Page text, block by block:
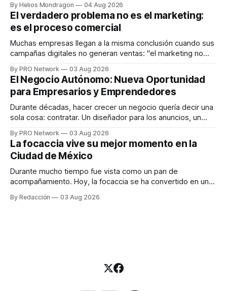
dispositivos inteligentes, inteligencia artificial y monitoreo
en tiempo real para ayudar a las personas a tomar mejores
decisiones sobre su salud metabólica. Su propuesta busca
responder
By Helios Mondragon 04 Aug 2026
El verdadero problema no es el marketing:
es el proceso comercial
Muchas empresas llegan a la misma conclusión cuando sus
campañas digitales no generan ventas: "el marketing no
INTERIUS, el problema suele estar en otro lugar. Durante
una entrevista para el podcast SER PRO, el especialista en
marketing digital explicó que
By PRO Network 03 Aug 2026
El Negocio Autónomo: Nueva Oportunidad
para Empresarios y Emprendedores
Durante décadas, hacer crecer un negocio quería decir una
sola cosa: contratar. Un diseñador para los anuncios, un
para los textos, alguien que supiera de publicidad digital
para encontrar prospectos, un vendedor para atender
llamadas y mensajes, y —con suerte— una persona
By PRO Network 03 Aug 2026
La focaccia vive su mejor momento en la
Ciudad de México
Durante mucho tiempo fue vista como un pan de
acompañamiento. Hoy, la focaccia se ha convertido en uno
artesanal, ingredientes de calidad y experiencias que
By Redacción 03 Aug 2026